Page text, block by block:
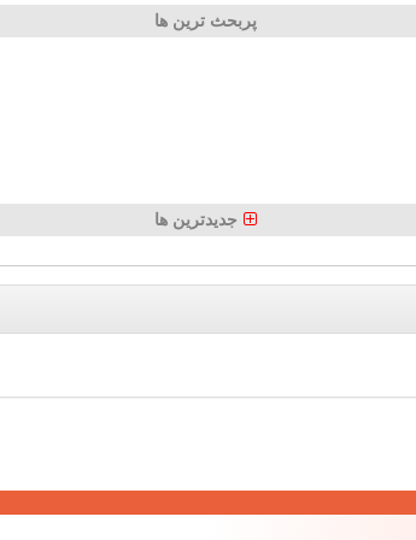
پربحث ترین ها
جدیدترین ها